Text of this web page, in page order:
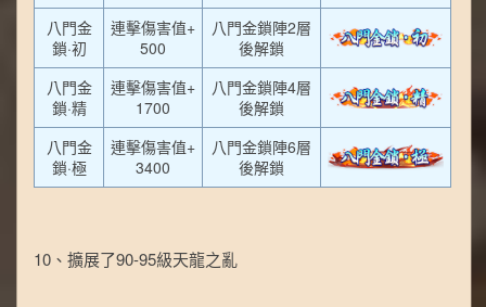
八門金
鎖·初
連擊傷害值+
500
八門金鎖陣2層
後解鎖
八門金
鎖·精
連擊傷害值+
1700
八門金鎖陣4層
後解鎖
八門金
鎖·極
連擊傷害值+
3400
八門金鎖陣6層
後解鎖
10、擴展了90-95級天龍之亂